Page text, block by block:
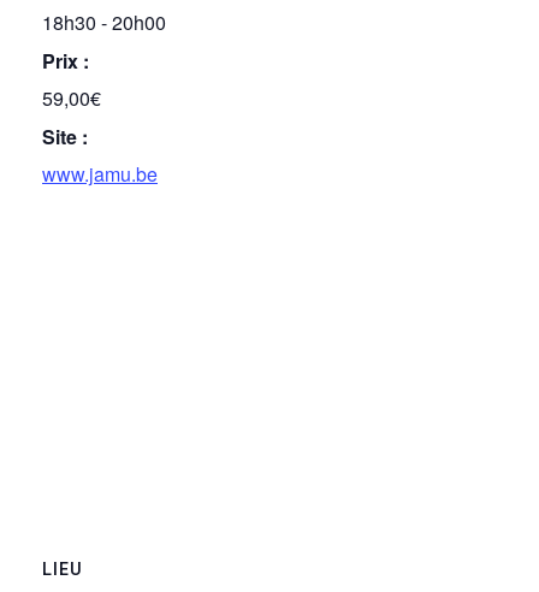
18h30 - 20h00
Prix :
59,00€
Site :
www.jamu.be
LIEU